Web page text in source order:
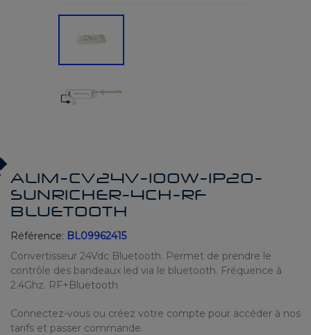
ALIM-CV24V-100W-IP20-
SUNRICHER-4CH-RF
BLUETOOTH
Référence: BL09962415
Convertisseur 24Vdc Bluetooth. Permet de prendre le
contrôle des bandeaux led via le bluetooth. Fréquence à
2.4Ghz. RF+Bluetooth
Connectez-vous ou créez votre compte pour accéder à nos
tarifs et passer commande.